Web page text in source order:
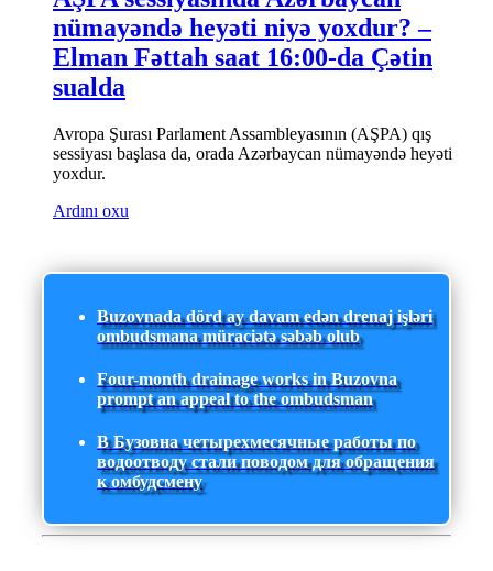
nümayəndə heyəti niyə yoxdur? –
Elman Fəttah saat 16:00-da Çətin
sualda
Avropa Şurası Parlament Assambleyasının (AŞPA) qış
sessiyası başlasa da, orada Azərbaycan nümayəndə heyəti
yoxdur.
Ardını oxu
Buzovnada dörd ay davam edən drenaj işləri
ombudsmana müraciətə səbəb olub
Four-month drainage works in Buzovna
prompt an appeal to the ombudsman
В Бузовна четырехмесячные работы по
водоотводу стали поводом для обращения
к омбудсмену